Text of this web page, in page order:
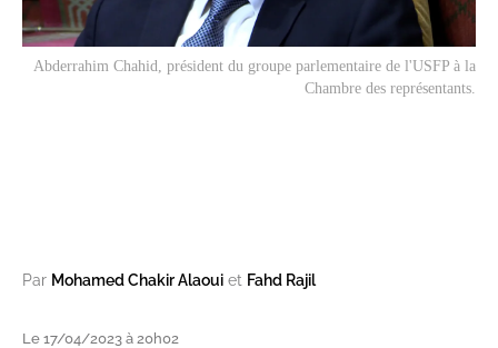
Abderrahim Chahid, président du groupe parlementaire de l'USFP à la
Chambre des représentants.
Par Mohamed Chakir Alaoui et Fahd Rajil
Le 17/04/2023 à 20h02